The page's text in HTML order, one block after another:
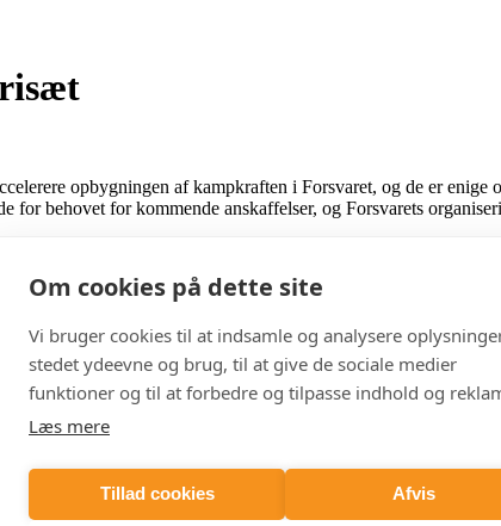
Om cookies på dette site
Vi bruger cookies til at indsamle og analysere
stedet ydeevne og brug, til at give de sociale medier
funktioner og til at forbedre og tilpasse indhold og
Læs mere
Tillad cookies Afvis
opbygningen af kampkraften i Forsvaret, og de er
behovet for kommende anskaffelser, og Forsvarets
på dansk forsvar, og det er en historie, der kan læses på
at ligne en tydeligere rollefordeling mellem den politiske
ledelse definerer den opgave, der skal løses, og begrunder,
troværdig trussel mod et eller flere NATO-lande inden for få
kampkraften mest muligt hurtigst muligt. Det er opgaver,
end forsvarschefen til at vurdere, hvordan
god ide, at politikerne definerer, hvilken opgave han skal
rammer, og at man sætter forsvarschefen fri til at løse den
får 50 mia. til indkøb i 2025 og 2026 og mod forventning
løse opgaven.